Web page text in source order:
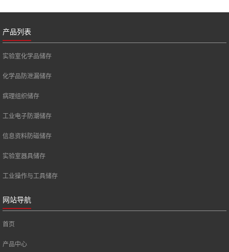
产品列表
实验室化学品储存
化学品防泄漏储存
病理组织储存
工业电子防潮储存
信息资料防磁储存
实验室器具储存
工业操作与工具储存
网站导航
首页
产品中心